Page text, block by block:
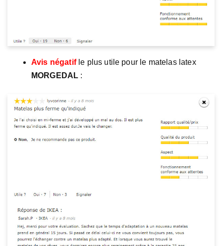
Avis négatifle plus utile pour le matelas latex
MORGEDAL :